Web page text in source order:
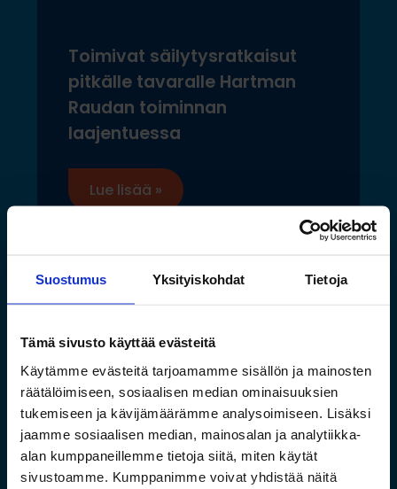
Suostumus Yksityiskohdat Tietoja
Tämä sivusto käyttää evästeitä
Käytämme evästeitä tarjoamamme sisällön ja mainosten
räätälöimiseen, sosiaalisen median ominaisuuksien
tukemiseen ja kävijämäärämme analysoimiseen. Lisäksi
jaamme sosiaalisen median, mainosalan ja analytiikka-
alan kumppaneillemme tietoja siitä, miten käytät
sivustoamme. Kumppanimme voivat yhdistää näitä
Toimivat säilytysratkaisut
pitkälle tavaralle Hartman
Raudan toiminnan
laajentuessa
Lue lisää »